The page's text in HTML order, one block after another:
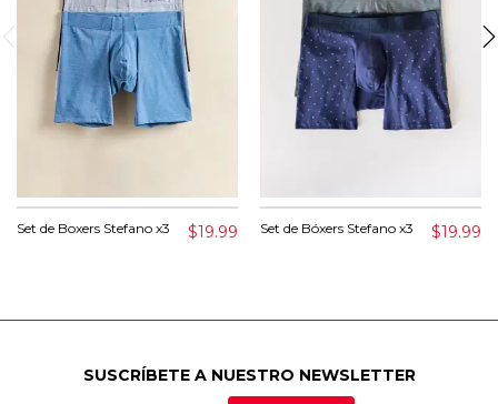
Set de Boxers Stefano x3 $19.99 Set de Bóxers Stefano x3 $19.99
SUSCRÍBETE A NUESTRO NEWSLETTER